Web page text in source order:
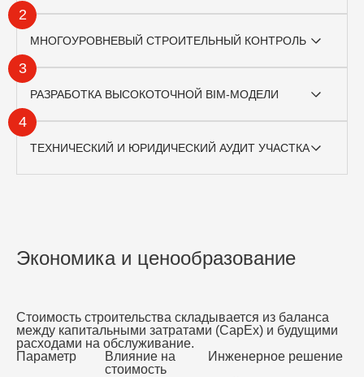
2
МНОГОУРОВНЕВЫЙ СТРОИТЕЛЬНЫЙ КОНТРОЛЬ
3
РАЗРАБОТКА ВЫСОКОТОЧНОЙ BIM-МОДЕЛИ
4
ТЕХНИЧЕСКИЙ И ЮРИДИЧЕСКИЙ АУДИТ УЧАСТКА
Экономика и ценообразование
Стоимость строительства складывается из баланса
между капитальными затратами (CapEx) и будущими
расходами на обслуживание.
Параметр
Влияние на
стоимость
Инженерное решение